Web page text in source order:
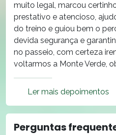
muito legal, marcou
prestativo e atencioso,
do treino e guiou bem o
devida segurança e
no passeio, com certeza
voltarmos a Monte Verde,
Ler mais depoimentos
Perguntas